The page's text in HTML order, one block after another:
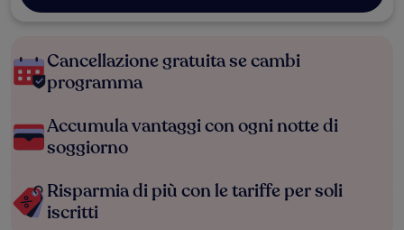
Cancellazione gratuita se cambi
programma
Accumula vantaggi con ogni notte di
soggiorno
Risparmia di più con le tariffe per soli
iscritti